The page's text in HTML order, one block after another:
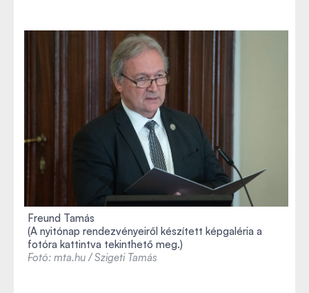
Freund Tamás
(A nyitónap rendezvényeiről készített képgaléria a
fotóra kattintva tekinthető meg.)
Fotó: mta.hu / Szigeti Tamás